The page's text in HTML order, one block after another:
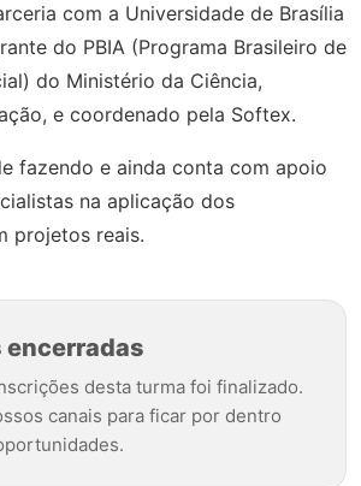
com a Universidade de Brasília
do PBIA (Programa Brasileiro de
do Ministério da Ciência,
e coordenado pela Softex.
fazendo e ainda conta com apoio
na aplicação dos
projetos reais.
desta turma foi finalizado.
canais para ficar por dentro